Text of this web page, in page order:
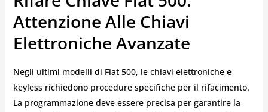
Attenzione Alle Chiavi
Elettroniche Avanzate
Negli ultimi modelli di Fiat 500, le chiavi elettroniche e
keyless richiedono procedure specifiche per il rifacimento.
La programmazione deve essere precisa per garantire la